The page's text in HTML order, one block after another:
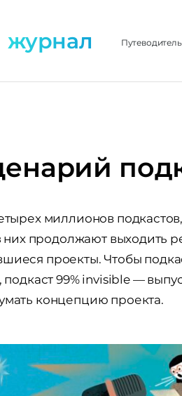
журнал
миллионов
них продолжают выходить
проекты. Чтобы
99% invisible —
концепцию проекта.